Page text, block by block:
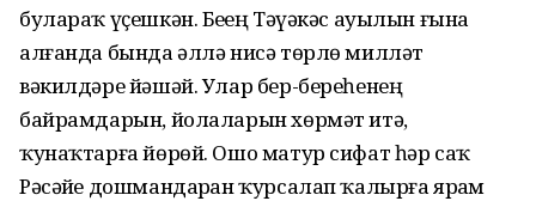
булараҡ үҫешкән. Беҙҙең Тәүәкәс ауылын ғына
алғанда бында әллә нисә төрлө милләт
вәкилдәре йәшәй. Улар бер-береһенең
байрамдарын, йолаларын хөрмәт итә,
ҡунаҡтарға йөрөй. Ошо матур сифат һәр саҡ
Рәсәйҙе дошмандарҙан ҡурсалап ҡалырға ярҙам